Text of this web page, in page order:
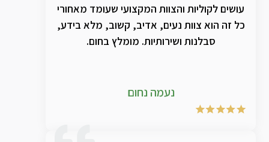
עושים לקוליות והצוות המקצועי שעומד מאחורי
כל זה הוא צוות נעים, אדיב, קשוב, מלא בידע,
סבלנות ושירותיות. מומלץ בחום.
נעמה נחום